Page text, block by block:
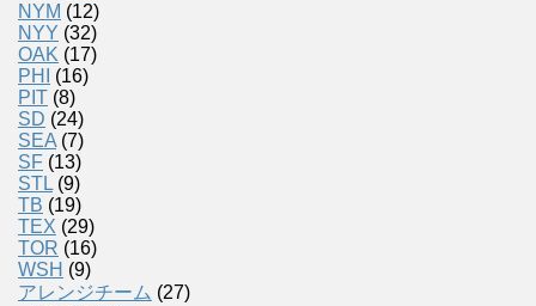
NYM (12)
NYY (32)
OAK (17)
PHI
(16)
PIT (8)
SD (24)
SEA (7)
SF (13)
STL (9)
TB (19)
TEX (29)
TOR (16)
WSH (9)
アレンジチーム (27)